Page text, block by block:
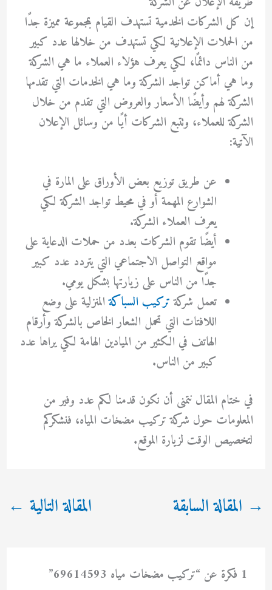
إن كل الشركات الخدمية تستهدف القيام بمجموعة مميزة جدًا
من الحملات الإعلانية لكي تستهدف من خلالها عدد كبير
من الناس دائمًا، لكي يعرف هؤلاء العملاء ما هي الشركة
وما هي أماكن تواجد الشركة وما هي الخدمات التي تقدمها
الشركة لهم وأيضًا الأسعار والعروض التي تقدم من خلال
الشركة للعملاء، وتتبع الشركات أيًا من وسائل الإعلان
الآتية:
عن طريق توزيع بعض الأوراق على المارة في
الشوارع المهمة أو في محيط تواجد الشركة لكي
يعرف العملاء الشركة.
أيضًا تقوم الشركات بعدد من حملات الدعاية على
مواقع التواصل الاجتماعي التي يتردد عدد كبير
جدًا من الناس على زيارتها بشكل يومي.
تعمل شركةتركيب السباكةالمنزلية على وضع
اللافتات التي تحمل الشعار الخاص بالشركة وأرقام
الهاتف في الكثير من الميادين الهامة لكي يراها عدد
كبير من الناس.
في ختام المقال نتمنى أن نكون قدمنا لكم عدد وفير من
المعلومات حول شركة تركيب مضخات المياه، فنشكركم
لتخصيص الوقت لزيارة الموقع.
→ المقالة السابقة المقالة التالية ←
1 فكرة عن “تركيب مضخات مياه 69614593”